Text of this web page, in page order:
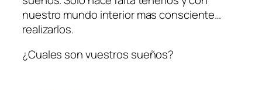
nuestro mundo interior mas consciente…
realizarlos.
¿Cuales son vuestros sueños?